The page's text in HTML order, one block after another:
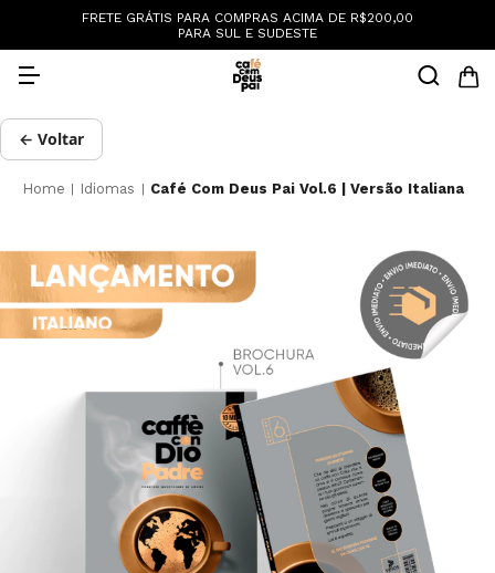
FRETE GRÁTIS PARA COMPRAS ACIMA DE R$200,00
PARA SUL E SUDESTE
← Voltar
Home Idiomas Café Com Deus Pai Vol.6 | Versão Italiana